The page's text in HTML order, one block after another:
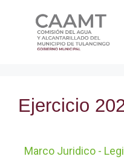
Ejercicio
Marco Juridico -